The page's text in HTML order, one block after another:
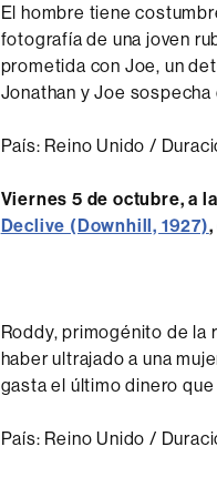
El hombre tiene
fotografía de una joven
prometida con Joe, un
Jonathan y Joe
País: Reino Unido /
Viernes 5 de octubre, a
Declive (Downhill, 1927)
Roddy, primogénito de
haber ultrajado a una
gasta el último dinero
País: Reino Unido /